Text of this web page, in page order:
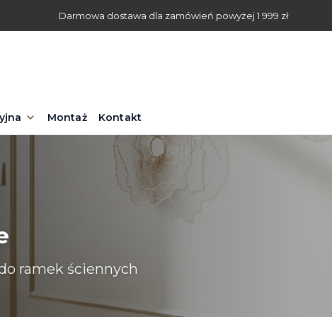
Darmowa dostawa dla zamówień powyżej 1 999 zł
Montaż Kontakt
ramek ściennych